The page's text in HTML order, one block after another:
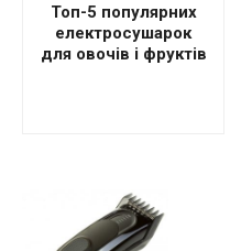
Топ-5 популярних
електросушарок
для овочів і фруктів